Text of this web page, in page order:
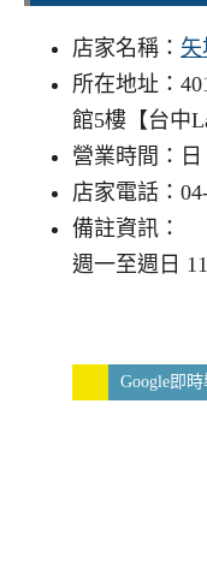
店家名稱： 矢
所在地址：
館5樓【台中
營業時間：日
店家電話：
備註資訊：
週一至週日
Google即